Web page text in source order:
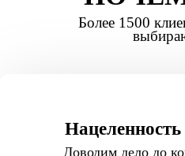
Более 1500
Нацеленность
Доводим дело до